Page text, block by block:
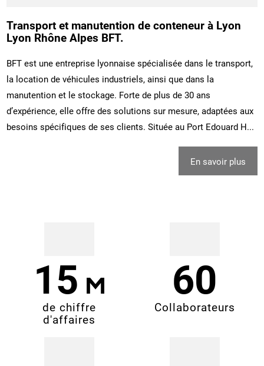
Transport et manutention de conteneur à Lyon
Lyon Rhône Alpes BFT.
BFT est une entreprise lyonnaise spécialisée dans le transport,
la location de véhicules industriels, ainsi que dans la
manutention et le stockage. Forte de plus de 30 ans
d’expérience, elle offre des solutions sur mesure, adaptées aux
besoins spécifiques de ses clients. Située au Port Edouard H...
En savoir plus
15
de chiffre
d'affaires
60
Collaborateurs